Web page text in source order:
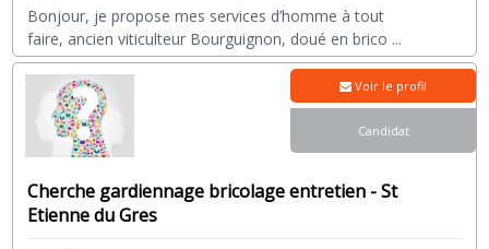
Bonjour, je propose mes services d’homme à tout
faire, ancien viticulteur Bourguignon, doué en brico ...
Cherche gardiennage bricolage entretien - St
Etienne du Gres
Voir le profil
Candidat